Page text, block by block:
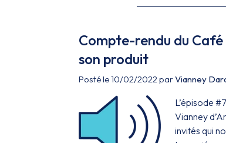
Compte-rendu du
son produit
Posté le 10/02/2022 parVianney
L’épisode
Vianney
invités qui